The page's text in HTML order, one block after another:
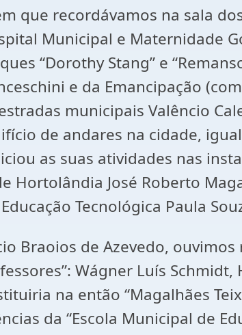
que recordávamos na sala
Municipal e Maternidade
“Dorothy Stang” e
e da Emancipação
municipais Valêncio
de andares na cidade,
as suas atividades nas
Hortolândia José Roberto
Tecnológica Paula
Braoios de Azevedo,
Wágner Luís
na então “Magalhães
da “Escola Municipal de